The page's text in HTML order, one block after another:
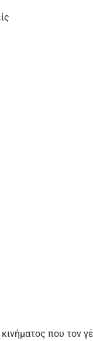
που τον